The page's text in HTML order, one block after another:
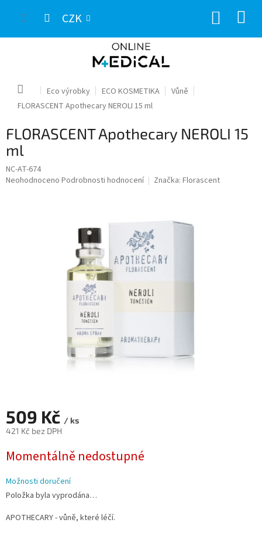
CZK
Domů Eco výrobky ECO KOSMETIKA
Vůně
FLORASCENT Apothecary NEROLI 15 ml
FLORASCENT Apothecary NEROLI 15
ml
NC-AT-674
Průměrné
Neohodnoceno Podrobnosti hodnocení Značka: Florascent
509 Kč / ks
421 Kč bez DPH
cena:
Momentálně nedostupné
Možnosti doručení
Položka byla vyprodána…
APOTHECARY - vůně, které léčí.